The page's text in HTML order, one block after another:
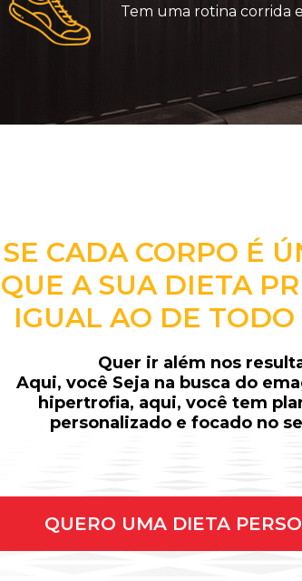
Tem uma rotina corrida
SE CADA CORPO É
QUE A SUA DIETA
IGUAL AO DE
Quer ir além nos
Aqui, você Seja na busca do
hipertrofia, aqui, você tem
personalizado e focado no
QUERO UMA DIETA